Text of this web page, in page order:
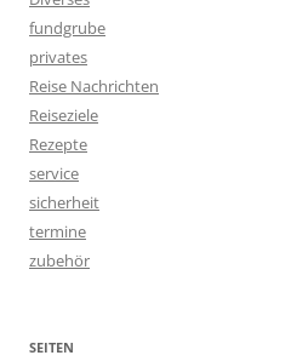
fundgrube
privates
Reise Nachrichten
Reiseziele
Rezepte
service
sicherheit
termine
zubehör
SEITEN